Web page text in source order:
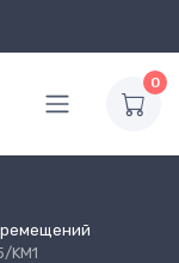
0
KM1